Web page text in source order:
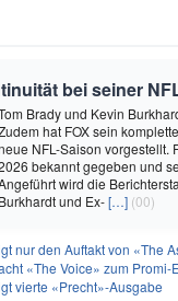
bei seiner
Brady und Kevin
hat FOX sein
NFL-Saison vorgestellt.
bekannt gegeben und
wird die
Burkhardt und Ex-[…] (00)
nur den Auftakt von «The
«The Voice» zum Promi-
vierte «Precht»-Ausgabe